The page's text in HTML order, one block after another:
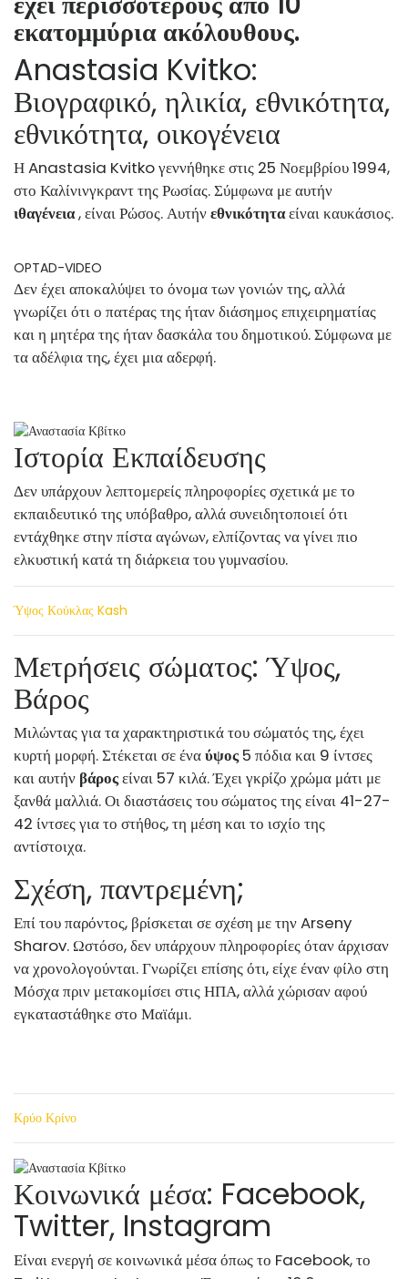
εκατομμύρια ακόλουθους.
Anastasia Kvitko:
Βιογραφικό, ηλικία, εθνικότητα,
εθνικότητα, οικογένεια
Η Anastasia Kvitko γεννήθηκε στις 25 Νοεμβρίου 1994,
στο Καλίνινγκραντ της Ρωσίας. Σύμφωνα με αυτήν
ιθαγένεια, είναι Ρώσος. Αυτήνεθνικότηταείναι καυκάσιος.
OPTAD-VIDEO
Δεν έχει αποκαλύψει το όνομα των γονιών της, αλλά
γνωρίζει ότι ο πατέρας της ήταν διάσημος επιχειρηματίας
και η μητέρα της ήταν δασκάλα του δημοτικού. Σύμφωνα με
τα αδέλφια της, έχει μια αδερφή.
Ιστορία Εκπαίδευσης
Δεν υπάρχουν λεπτομερείς πληροφορίες σχετικά με το
εκπαιδευτικό της υπόβαθρο, αλλά συνειδητοποιεί ότι
εντάχθηκε στην πίστα αγώνων, ελπίζοντας να γίνει πιο
ελκυστική κατά τη διάρκεια του γυμνασίου.
Ύψος Κούκλας Kash
Μετρήσεις σώματος: Ύψος,
Βάρος
Μιλώντας για τα χαρακτηριστικά του σώματός της, έχει
κυρτή μορφή. Στέκεται σε έναύψος5 πόδια και 9 ίντσες
και αυτήν βάροςείναι 57 κιλά. Έχει γκρίζο χρώμα μάτι με
ξανθά μαλλιά. Οι διαστάσεις του σώματος της είναι 41-27-
42 ίντσες για το στήθος, τη μέση και το ισχίο της
αντίστοιχα.
Σχέση, παντρεμένη;
Επί του παρόντος, βρίσκεται σε σχέση με την Arseny
Sharov. Ωστόσο, δεν υπάρχουν πληροφορίες όταν άρχισαν
να χρονολογούνται. Γνωρίζει επίσης ότι, είχε έναν φίλο στη
Μόσχα πριν μετακομίσει στις ΗΠΑ, αλλά χώρισαν αφού
εγκαταστάθηκε στο Μαϊάμι.
Κρύο Κρίνο
Κοινωνικά μέσα: Facebook,
Twitter, Instagram
Είναι ενεργή σε κοινωνικά μέσα όπως το Facebook, το